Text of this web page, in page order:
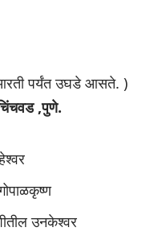
पर्यंत उघडे आसते. )
,पुणे.
उनकेश्वर